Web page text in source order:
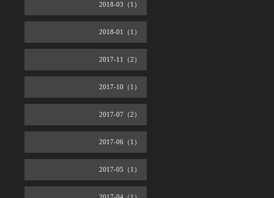
2018-03（1）
2018-01（1）
2017-11（2）
2017-10（1）
2017-07（2）
2017-06（1）
2017-05（1）